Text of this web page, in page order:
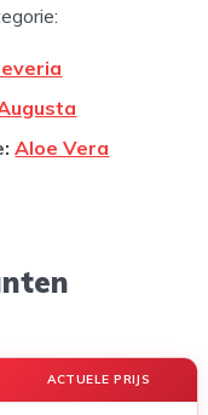
Aloe Vera
ACTUELE PRIJS